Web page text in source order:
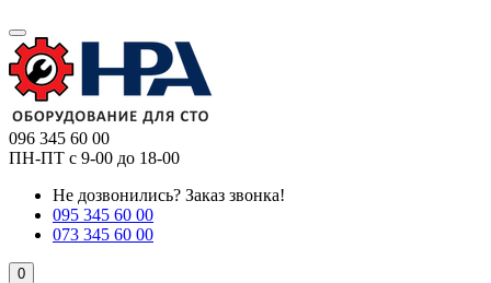
096 345 60 00
ПН-ПТ с 9-00 до 18-00
Не дозвонились? Заказ звонка!
095 345 60 00
073 345 60 00
0